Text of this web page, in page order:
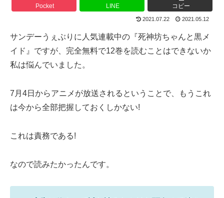
Pocket LINE コピー
2021.07.22 2021.05.12
サンデーうぇぶりに人気連載中の『死神坊ちゃんと黒メ
イド』ですが、完全無料で12巻を読むことはできないか
私は悩んでいました。
7月4日からアニメが放送されるということで、もうこれ
は今から全部把握しておくしかない!
これは責務である!
なので読みたかったんです。